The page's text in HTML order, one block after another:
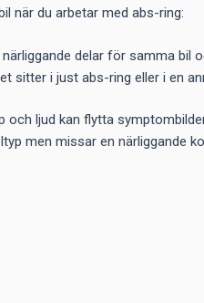
när du arbetar med abs-ring:
delar för samma
sitter i just abs-ring eller i en
och ljud kan flytta
men missar en närliggande